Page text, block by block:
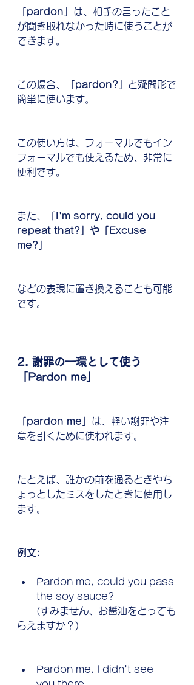
「pardon」 は、相手の言ったこと
が聞き取れなかった時に使うことが
できます。
この場合、 「pardon?」 と疑問形で
簡単に使います。
この使い方は、フォーマルでもイン
フォーマルでも使えるため、非常に
便利です。
また、
「I'm sorry, could you
repeat that?」や「Excuse
me?」
などの表現に置き換えることも可能
です。
2. 謝罪の一環として使う
「Pardon me」
「pardon me」 は、軽い謝罪や注
意を引くために使われます。
たとえば、誰かの前を通るときやち
ょっとしたミスをしたときに使用し
ます。
例文:
Pardon me, could you pass
the soy sauce?
(すみません、お醤油をとっても
らえますか？)
Pardon me, I didn't see